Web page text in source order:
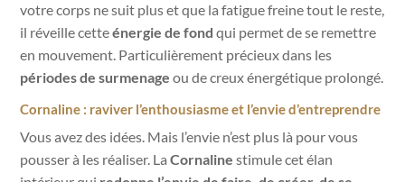
votre corps ne suit plus et que la fatigue freine tout le reste,
il réveille cetteénergie de fond qui permet de se remettre
en mouvement. Particulièrement précieux dans les
périodes de surmenage ou de creux énergétique prolongé.
Cornaline : raviver l’enthousiasme et l’envie d’entreprendre
Vous avez des idées. Mais l’envie n’est plus là pour vous
pousser à les réaliser. LaCornaline stimule cet élan